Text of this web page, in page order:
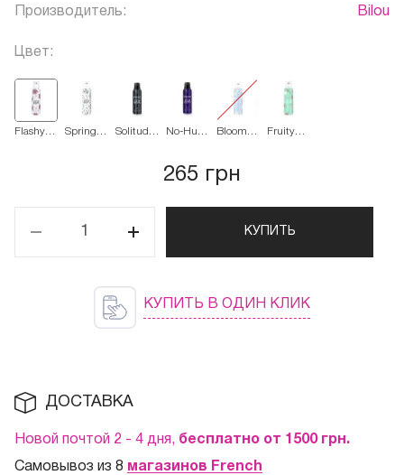
Производитель: Bilou
Цвет:
Flashy
Spring
Solitude
No-Hug
Bloomy
Fruity
265 грн
КУПИТЬ
КУПИТЬ В ОДИН КЛИК
ДОСТАВКА
Новой почтой 2 - 4 дня, бесплатно от 1500 грн.
Самовывоз из 8 магазинов French